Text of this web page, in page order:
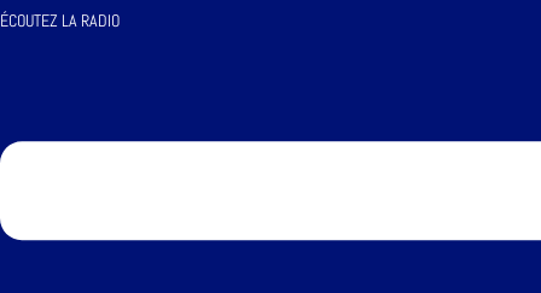
ÉCOUTEZ LA RADIO